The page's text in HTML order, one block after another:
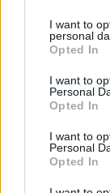
not limited to
grant or deny
use your data
consent section.
I want to
personal
Opted In
I want to
Personal
Opted In
I want to
Personal
Opted In
ΠΟΛΙΤΙΚΉ
Κώστας
ΑΝΑΡΤΗΘΗΚΕ ΑΠΟ